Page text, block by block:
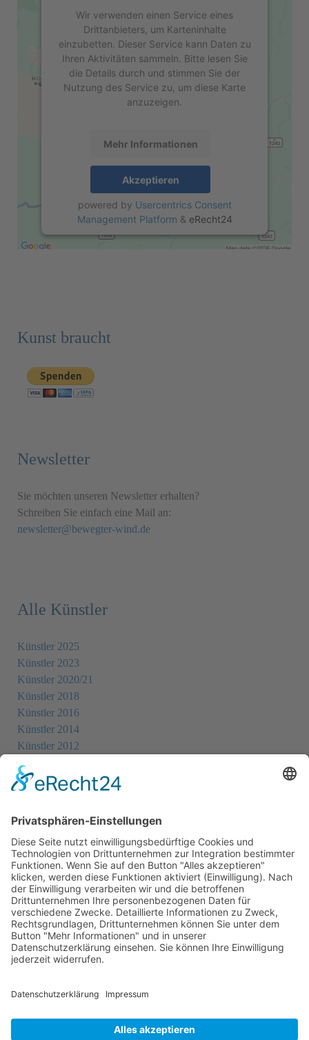
Wir verwenden einen Service eines
Drittanbieters, um Karteninhalte
einzubetten. Dieser Service kann Daten zu
Ihren Aktivitäten sammeln. Bitte lesen Sie
die Details durch und stimmen Sie der
Nutzung des Service zu, um diese Karte
anzuzeigen.
Mehr Informationen
Akzeptieren
powered by Usercentrics Consent
Management Platform & eRecht24
Kunst braucht
Newsletter
Sie möchten unseren Newsletter erhalten?
Schreiben Sie einfach eine Mail an:
newsletter@bewegter-wind.de
Alle Künstler
Künstler 2025
Künstler 2023
Künstler 2020/21
Künstler 2018
Künstler 2016
Künstler 2014
Künstler 2012
Künstler 2008
Künstler 2004
Alle Ausstellungsorte
Cookie-Einstellungen
Impressum